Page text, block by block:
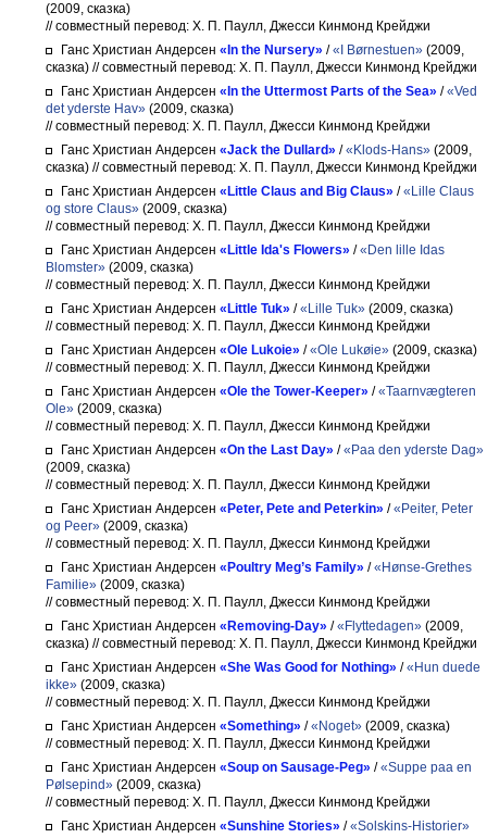
(2009, сказка)
// совместный перевод: Х. П. Паулл, Джесси Кинмонд Крейджи
Ганс Христиан Андерсен «In the Nursery» /«I Børnestuen» (2009,
сказка) // совместный перевод: Х. П. Паулл, Джесси Кинмонд Крейджи
Ганс Христиан Андерсен «In the Uttermost Parts of the Sea» /«Ved
det yderste Hav» (2009, сказка)
// совместный перевод: Х. П. Паулл, Джесси Кинмонд Крейджи
Ганс Христиан Андерсен «Jack the Dullard» /«Klods-Hans» (2009,
сказка) // совместный перевод: Х. П. Паулл, Джесси Кинмонд Крейджи
Ганс Христиан Андерсен «Little Claus and Big Claus» /«Lille Claus
og store Claus» (2009, сказка)
// совместный перевод: Х. П. Паулл, Джесси Кинмонд Крейджи
Ганс Христиан Андерсен «Little Ida's Flowers» /«Den lille Idas
Blomster» (2009, сказка)
// совместный перевод: Х. П. Паулл, Джесси Кинмонд Крейджи
Ганс Христиан Андерсен «Little Tuk» /«Lille Tuk» (2009, сказка)
// совместный перевод: Х. П. Паулл, Джесси Кинмонд Крейджи
Ганс Христиан Андерсен «Ole Lukoie» /«Ole Lukøie» (2009, сказка)
// совместный перевод: Х. П. Паулл, Джесси Кинмонд Крейджи
Ганс Христиан Андерсен «Ole the Tower-Keeper» /«Taarnvægteren
Ole» (2009, сказка)
// совместный перевод: Х. П. Паулл, Джесси Кинмонд Крейджи
Ганс Христиан Андерсен «On the Last Day» /«Paa den yderste Dag»
(2009, сказка)
// совместный перевод: Х. П. Паулл, Джесси Кинмонд Крейджи
Ганс Христиан Андерсен «Peter, Pete and Peterkin» /«Peiter, Peter
og Peer» (2009, сказка)
// совместный перевод: Х. П. Паулл, Джесси Кинмонд Крейджи
Ганс Христиан Андерсен «Poultry Meg’s Family» /«Hønse-Grethes
Familie» (2009, сказка)
// совместный перевод: Х. П. Паулл, Джесси Кинмонд Крейджи
Ганс Христиан Андерсен «Removing-Day» /«Flyttedagen» (2009,
сказка) // совместный перевод: Х. П. Паулл, Джесси Кинмонд Крейджи
Ганс Христиан Андерсен «She Was Good for Nothing» /«Hun duede
ikke» (2009, сказка)
// совместный перевод: Х. П. Паулл, Джесси Кинмонд Крейджи
Ганс Христиан Андерсен «Something» /«Noget» (2009, сказка)
// совместный перевод: Х. П. Паулл, Джесси Кинмонд Крейджи
Ганс Христиан Андерсен «Soup on Sausage-Peg» /«Suppe paa en
Pølsepind» (2009, сказка)
// совместный перевод: Х. П. Паулл, Джесси Кинмонд Крейджи
Ганс Христиан Андерсен «Sunshine Stories» /«Solskins-Historier»